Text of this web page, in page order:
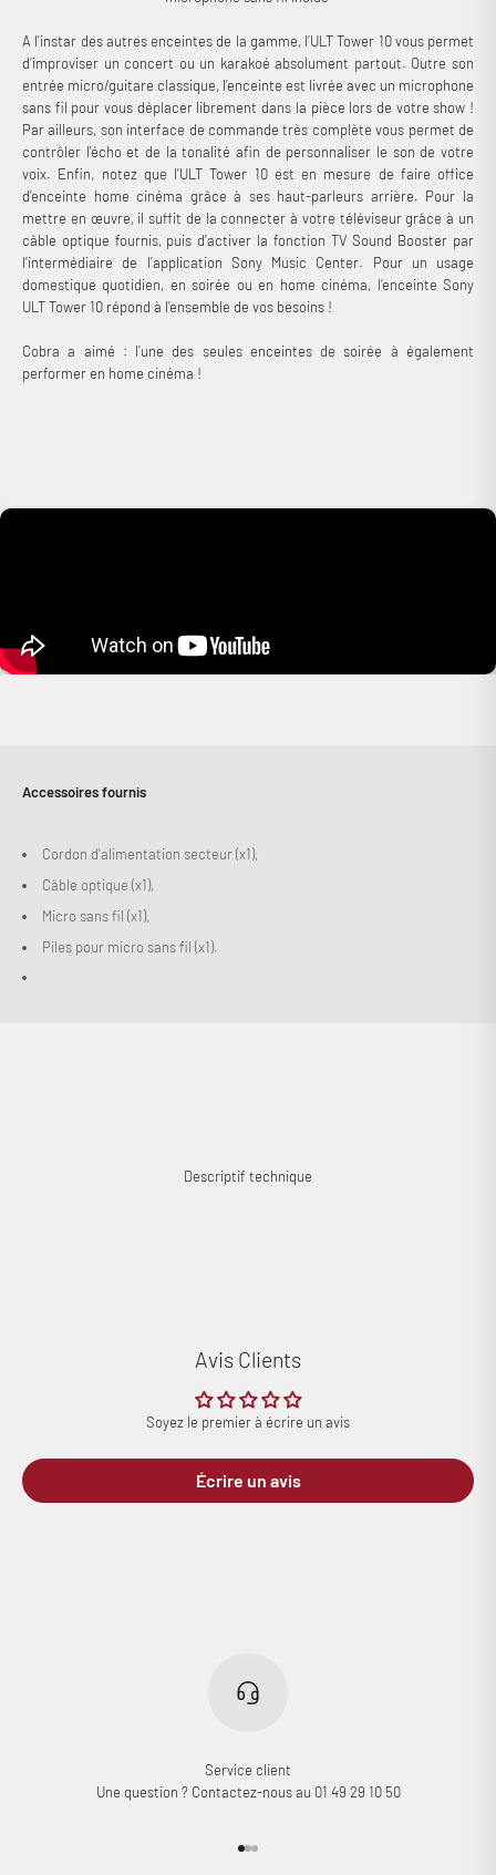
A l’instar des autres enceintes de la gamme, l’ULT Tower 10 vous permet
d’improviser un concert ou un karakoé absolument partout. Outre son
entrée micro/guitare classique, l’enceinte est livrée avec un microphone
sans fil pour vous déplacer librement dans la pièce lors de votre show !
Par ailleurs, son interface de commande très complète vous permet de
contrôler l'écho et de la tonalité afin de personnaliser le son de votre
voix. Enfin, notez que l’ULT Tower 10 est en mesure de faire office
d'enceinte home cinéma grâce à ses haut-parleurs arrière. Pour la
mettre en œuvre, il suffit de la connecter à votre téléviseur grâce à un
câble optique fournis, puis d’activer la fonction TV Sound Booster par
l’intermédiaire de l’application Sony Music Center. Pour un usage
domestique quotidien, en soirée ou en home cinéma, l’enceinte Sony
ULT Tower 10 répond à l’ensemble de vos besoins !
Cobra a aimé : l’une des seules enceintes de soirée à également
performer en home cinéma !
Accessoires fournis
Cordon d'alimentation secteur (x1),
Câble optique (x1),
Micro sans fil (x1),
Piles pour micro sans fil (x1).
Descriptif technique
Avis Clients
Soyez le premier à écrire un avis
Écrire un avis
Service client
Une question ? Contactez-nous au 01 49 29 10 50
Aller à l'élément 1
Aller à l'élément 2
Aller à l'élément 3
Connectez-vous à votre compte pour ajouter des produits à
votre liste de souhaits et afficher vos articles précédemment